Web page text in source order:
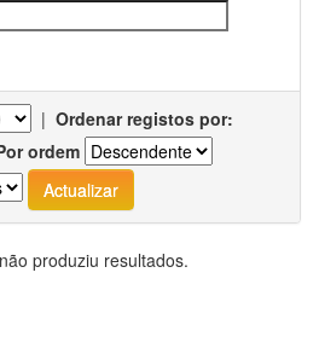
| Ordenar registos por:
ordem
produziu resultados.